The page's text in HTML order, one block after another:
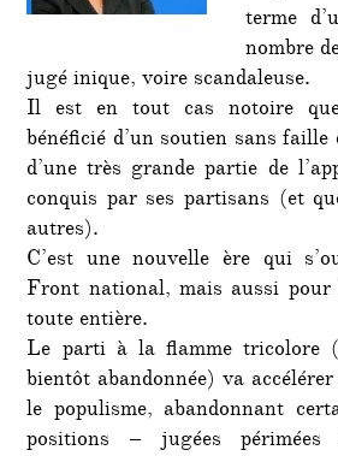
terme
nombre
jugé inique, voire scandaleuse.
Il est en tout cas notoire
bénéficié d’un soutien sans faille
d’une très grande partie de
conquis par ses partisans (et
autres).
C’est une nouvelle ère qui
Front national, mais aussi
toute entière.
Le parti à la flamme tricolore
bientôt abandonnée) va
le populisme, abandonnant
positions – jugées